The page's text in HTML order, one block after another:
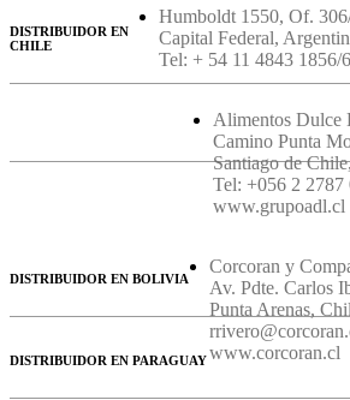
Humboldt 1550, Of.
Capital Federal,
Tel: + 54 11 4843 1856/
DISTRIBUIDOR EN
CHILE
Alimentos Dulce
Camino Punta
Santiago de
Tel: +056 2 2787
www.grupoadl.cl
Corcoran y
Av. Pdte. Carlos
Punta Arenas,
www.corcoran.cl
DISTRIBUIDOR EN BOLIVIA
DISTRIBUIDOR EN PARAGUAY